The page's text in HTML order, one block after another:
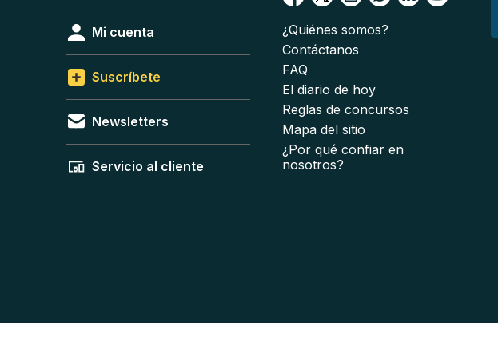
Mi cuenta
Suscríbete
Newsletters
Servicio al cliente
¿Quiénes somos?
Contáctanos
FAQ
El diario de hoy
Reglas de concursos
Mapa del sitio
¿Por qué confiar en
nosotros?